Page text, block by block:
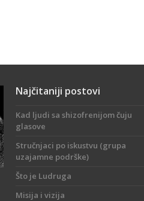
Najčitaniji postovi
Kad ljudi sa shizofrenijom čuju
glasove
Stručnjaci po iskustvu (grupa
uzajamne podrške)
Što je Ludruga
Misija i vizija